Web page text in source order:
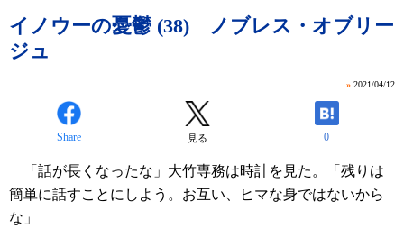
イノウーの憂鬱 (38) ノブレス・オブリー
ジュ
» 2021/04/12
Share 見る 0
「話が長くなったな」大竹専務は時計を見た。「残りは
簡単に話すことにしよう。お互い、ヒマな身ではないから
な」